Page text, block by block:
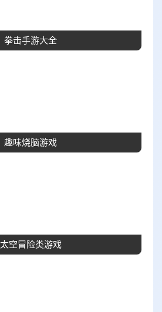
拳击手游大全
趣味烧脑游戏
太空冒险类游戏